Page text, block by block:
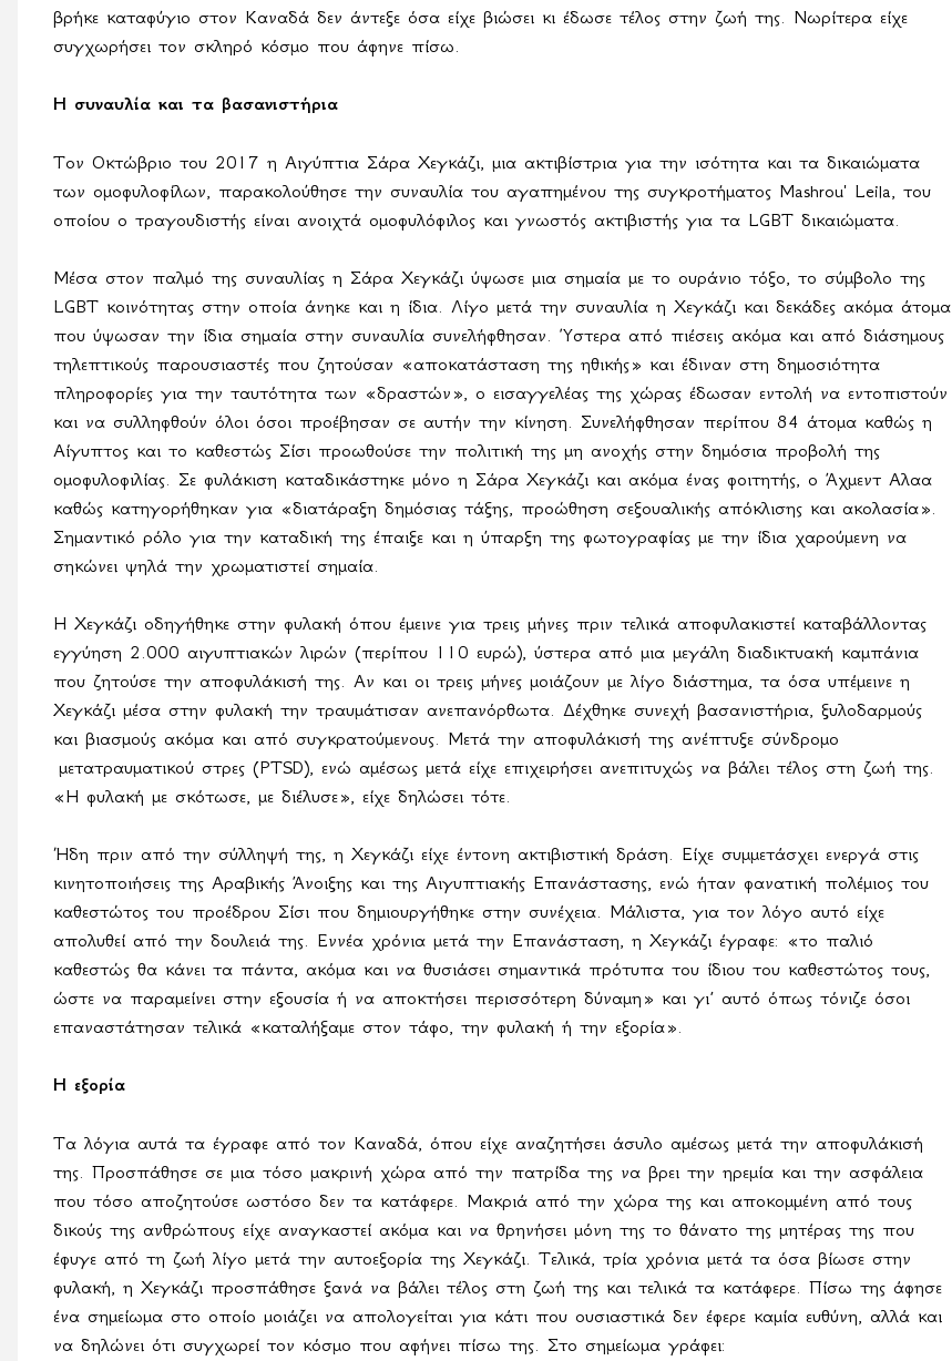
βρήκε καταφύγιο στον Καναδά δεν άντεξε όσα είχε βιώσει κι έδωσε τέλος στην ζωή της. Νωρίτερα είχε
συγχωρήσει τον σκληρό κόσμο που άφηνε πίσω.
Η συναυλία και τα βασανιστήρια
Τον Οκτώβριο του 2017 η Αιγύπτια Σάρα Χεγκάζι, μια ακτιβίστρια για την ισότητα και τα δικαιώματα
των ομοφυλοφίλων, παρακολούθησε την συναυλία του αγαπημένου της συγκροτήματος Mashrou' Leila, του
οποίου ο τραγουδιστής είναι ανοιχτά ομοφυλόφιλος και γνωστός ακτιβιστής για τα LGBT δικαιώματα.
Μέσα στον παλμό της συναυλίας η Σάρα Χεγκάζι ύψωσε μια σημαία με το ουράνιο τόξο, το σύμβολο της
LGBT κοινότητας στην οποία άνηκε και η ίδια. Λίγο μετά την συναυλία η Χεγκάζι και δεκάδες ακόμα άτομα
που ύψωσαν την ίδια σημαία στην συναυλία συνελήφθησαν. Ύστερα από πιέσεις ακόμα και από διάσημους
τηλεπτικούς παρουσιαστές που ζητούσαν «αποκατάσταση της ηθικής» και έδιναν στη δημοσιότητα
πληροφορίες για την ταυτότητα των «δραστών», ο εισαγγελέας της χώρας έδωσαν εντολή να εντοπιστούν
και να συλληφθούν όλοι όσοι προέβησαν σε αυτήν την κίνηση. Συνελήφθησαν περίπου 84 άτομα καθώς η
Αίγυπτος και το καθεστώς Σίσι προωθούσε την πολιτική της μη ανοχής στην δημόσια προβολή της
ομοφυλοφιλίας. Σε φυλάκιση καταδικάστηκε μόνο η Σάρα Χεγκάζι και ακόμα ένας φοιτητής, ο Άχμεντ Αλαα
καθώς κατηγορήθηκαν για «διατάραξη δημόσιας τάξης, προώθηση σεξουαλικής απόκλισης και ακολασία».
Σημαντικό ρόλο για την καταδική της έπαιξε και η ύπαρξη της φωτογραφίας με την ίδια χαρούμενη να
σηκώνει ψηλά την χρωματιστεί σημαία.
Η Χεγκάζι οδηγήθηκε στην φυλακή όπου έμεινε για τρεις μήνες πριν τελικά αποφυλακιστεί καταβάλλοντας
εγγύηση 2.000 αιγυπτιακών λιρών (περίπου 110 ευρώ), ύστερα από μια μεγάλη διαδικτυακή καμπάνια
που ζητούσε την αποφυλάκισή της. Αν και οι τρεις μήνες μοιάζουν με λίγο διάστημα, τα όσα υπέμεινε η
Χεγκάζι μέσα στην φυλακή την τραυμάτισαν ανεπανόρθωτα. Δέχθηκε συνεχή βασανιστήρια, ξυλοδαρμούς
και βιασμούς ακόμα και από συγκρατούμενους. Μετά την αποφυλάκισή της ανέπτυξε σύνδρομο
μετατραυματικού στρες (PTSD), ενώ αμέσως μετά είχε επιχειρήσει ανεπιτυχώς να βάλει τέλος στη ζωή της.
«Η φυλακή με σκότωσε, με διέλυσε», είχε δηλώσει τότε.
Ήδη πριν από την σύλληψή της, η Χεγκάζι είχε έντονη ακτιβιστική δράση. Είχε συμμετάσχει ενεργά στις
κινητοποιήσεις της Αραβικής Άνοιξης και της Αιγυπτιακής Επανάστασης, ενώ ήταν φανατική πολέμιος του
καθεστώτος του προέδρου Σίσι που δημιουργήθηκε στην συνέχεια. Μάλιστα, για τον λόγο αυτό είχε
απολυθεί από την δουλειά της. Εννέα χρόνια μετά την Επανάσταση, η Χεγκάζι έγραφε: «το παλιό
καθεστώς θα κάνει τα πάντα, ακόμα και να θυσιάσει σημαντικά πρότυπα του ίδιου του καθεστώτος τους,
ώστε να παραμείνει στην εξουσία ή να αποκτήσει περισσότερη δύναμη» και γι’ αυτό όπως τόνιζε όσοι
επαναστάτησαν τελικά «καταλήξαμε στον τάφο, την φυλακή ή την εξορία».
Η εξορία
Τα λόγια αυτά τα έγραφε από τον Καναδά, όπου είχε αναζητήσει άσυλο αμέσως μετά την αποφυλάκισή
της. Προσπάθησε σε μια τόσο μακρινή χώρα από την πατρίδα της να βρει την ηρεμία και την ασφάλεια
που τόσο αποζητούσε ωστόσο δεν τα κατάφερε. Μακριά από την χώρα της και αποκομμένη από τους
δικούς της ανθρώπους είχε αναγκαστεί ακόμα και να θρηνήσει μόνη της το θάνατο της μητέρας της που
έφυγε από τη ζωή λίγο μετά την αυτοεξορία της Χεγκάζι. Τελικά, τρία χρόνια μετά τα όσα βίωσε στην
φυλακή, η Χεγκάζι προσπάθησε ξανά να βάλει τέλος στη ζωή της και τελικά τα κατάφερε. Πίσω της άφησε
ένα σημείωμα στο οποίο μοιάζει να απολογείται για κάτι που ουσιαστικά δεν έφερε καμία ευθύνη, αλλά και
να δηλώνει ότι συγχωρεί τον κόσμο που αφήνει πίσω της. Στο σημείωμα γράφει: